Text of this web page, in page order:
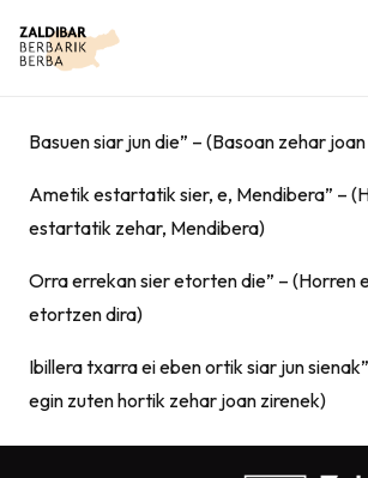
Basuen siar jun die” – (Basoan zehar
Ametik estartatik sier, e, Mendibera” –
estartatik zehar, Mendibera)
Orra errekan sier etorten die” – (Horren
etortzen dira)
Ibillera txarra ei eben ortik siar jun
egin zuten hortik zehar joan zirenek)